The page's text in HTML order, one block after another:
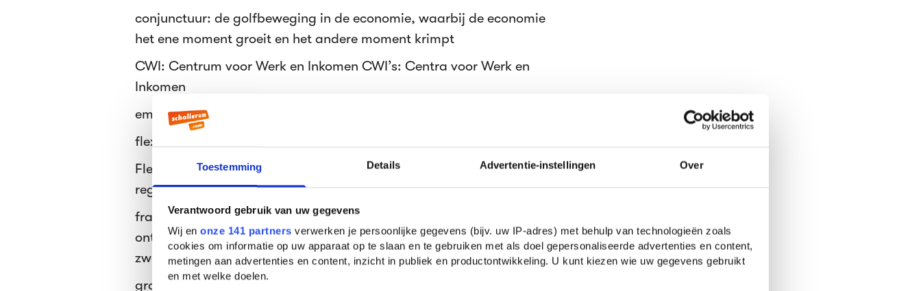
Toestemming Details Advertentie-instellingen Over
Verantwoord gebruik van uw gegevens
Wij en onze 141 partners verwerken je persoonlijke gegevens (bijv. uw IP-adres) met behulp van technologieën zoals
cookies om informatie op uw apparaat op te slaan en te gebruiken met als doel gepersonaliseerde advertenties en content,
metingen aan advertenties en content, inzicht in publiek en productontwikkeling. U kunt kiezen wie uw gegevens gebruikt
en met welke doelen.
conjunctuur: de golfbeweging in de economie, waarbij de economie
het ene moment groeit en het andere moment krimpt
CWI: Centrum voor Werk en Inkomen CWI’s: Centra voor Werk en
Inkomen
emancipatiebeleid: beleid dat gericht is op emancipatie
flexibele arbeidskrachten: mensen met een tijdelijk contract
Flexwet:wet die de positie van tijdelijke krachten en uitzendkrachten
regelt
fraude: bedrog bestaande uit vervalsing van administratie of
ontduiking van voorschriften => geknoei, gesjoemel, knoeierij,
zwendel, zwendelarij
grondwet: wet waarin de grondbeginselen van de regering van een